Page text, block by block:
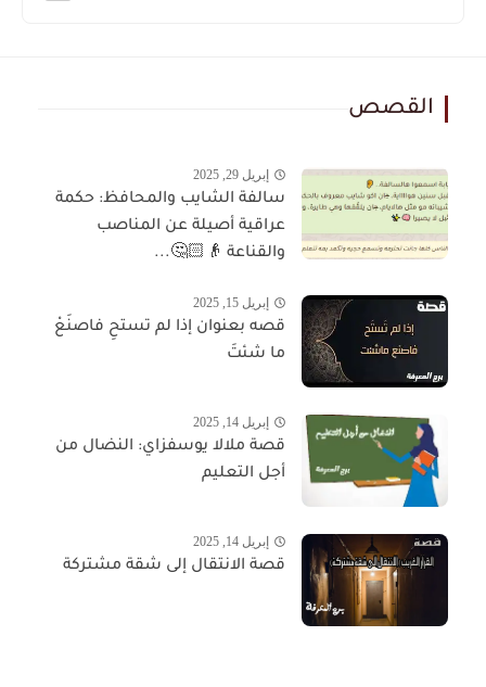
القصص
إبريل 29, 2025
سالفة الشايب والمحافظ: حكمة
عراقية أصيلة عن المناصب
والقناعة 👴🏻🤔...
إبريل 15, 2025
قصه بعنوان إذا لم تستحِ فاصنَعْ
ما شئتَ
إبريل 14, 2025
قصة ملالا يوسفزاي: النضال من
أجل التعليم
إبريل 14, 2025
قصة الانتقال إلى شقة مشتركة